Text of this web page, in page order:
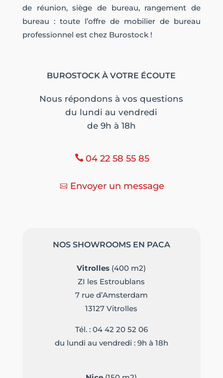
de réunion, siège de bureau, rangement de
bureau : toute l’offre de mobilier de bureau
professionnel est chez Burostock !
BUROSTOCK À VOTRE ÉCOUTE
Nous répondons à vos questions
du lundi au vendredi
de 9h à 18h
04 22 58 55 85
Envoyer un message
NOS SHOWROOMS EN PACA
Vitrolles (400 m2)
ZI les Estroublans
7 rue d’Amsterdam
13127 Vitrolles
Tél. : 04 42 20 52 06
du lundi au vendredi : 9h à 18h